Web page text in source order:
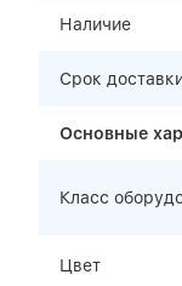
Наличие
Срок
Основные
Класс
Цвет